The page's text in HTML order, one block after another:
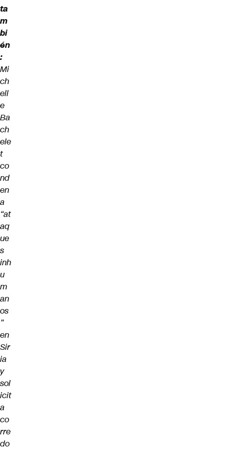
ta
m
bi
én
:
Mi
ch
ell
e
Ba
ch
ele
t
co
nd
en
a
“at
aq
ue
s
inh
u
m
an
os
”
en
Sir
ia
y
sol
icit
a
co
rre
do